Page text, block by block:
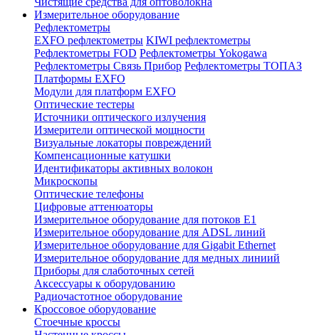
Измерительное оборудование
Рефлектометры
EXFO рефлектометры KIWI рефлектометры
Рефлектометры FOD Рефлектометры Yokogawa
Рефлектометры Связь Прибор Рефлектометры ТОПАЗ
Платформы EXFO
Модули для платформ EXFO
Оптические тестеры
Источники оптического излучения
Измерители оптической мощности
Визуальные локаторы повреждений
Компенсационные катушки
Идентификаторы активных волокон
Микроскопы
Оптические телефоны
Цифровые аттенюаторы
Измерительное оборудование для потоков Е1
Измерительное оборудование для ADSL линий
Измерительное оборудование для Gigabit Ethernet
Измерительное оборудование для медных линиий
Приборы для слаботочных сетей
Аксессуары к оборудованию
Радиочастотное оборудование
Кроссовое оборудование
Стоечные кроссы